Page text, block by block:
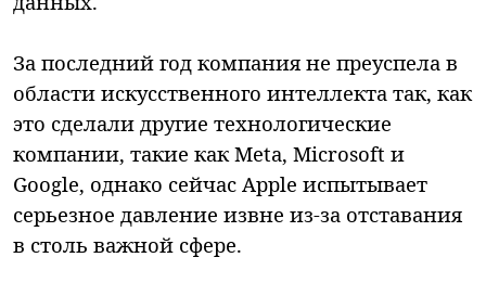
За последний год компания не преуспела в
области искусственного интеллекта так, как
это сделали другие технологические
компании, такие как Meta, Microsoft и
Google, однако сейчас Apple испытывает
серьезное давление извне из-за отставания
в столь важной сфере.